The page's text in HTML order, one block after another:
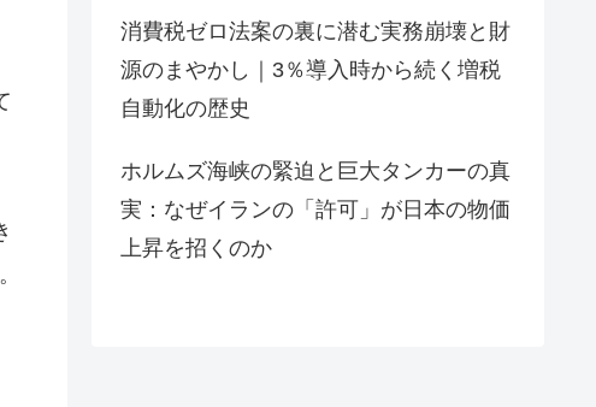
消費税ゼロ法案の裏に潜む実務崩壊と財
源のまやかし｜3％導入時から続く増税
自動化の歴史
ホルムズ海峡の緊迫と巨大タンカーの真
実：なぜイランの「許可」が日本の物価
上昇を招くのか